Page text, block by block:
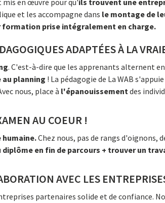
en œuvre pour qu'ils trouvent une
et les accompagne dans le montage de
prise intégralement en charge.
ADAPTÉES À LA
. C'est-à-dire que les apprenants alternent
au planning ! La pédagogie de La WAB
nous, place à l'épanouissementdes
AU COEUR !
Chez nous, pas de rangs d'oignons,
en fin de parcours + trouver un
AVEC LES
partenaires solide et de confiance.